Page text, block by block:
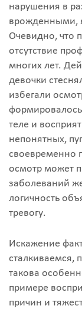
нарушения в
врожденными,
Очевидно, что
отсутствие
многих лет.
девочки
избегали
теле и
непонятных,
своевременно
осмотр может
заболеваний
логичность
тревогу.
Искажение
сталкиваемся,
такова
примере
причин и